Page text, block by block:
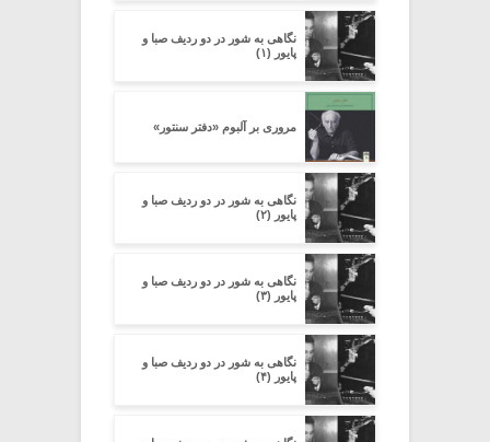
نگاهی به شور در دو ردیف صبا و
پایور (۱)
مروری بر آلبوم «دفتر سنتور»
نگاهی به شور در دو ردیف صبا و
پایور (۲)
نگاهی به شور در دو ردیف صبا و
پایور (۳)
نگاهی به شور در دو ردیف صبا و
پایور (۴)